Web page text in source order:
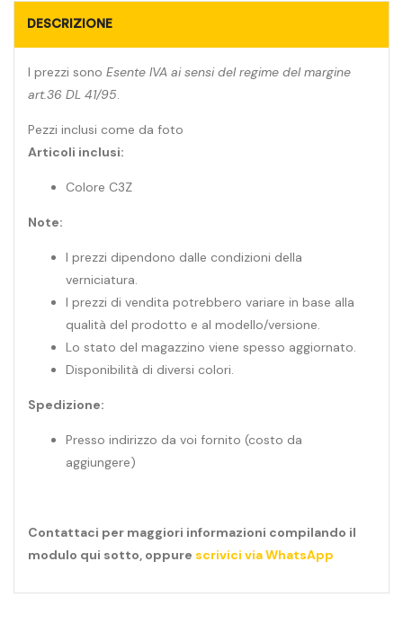
DESCRIZIONE
I prezzi sono Esente IVA ai sensi del regime del margine
art.36 DL 41/95.
Pezzi inclusi come da foto
Articoli inclusi:
Colore C3Z
Note:
I prezzi dipendono dalle condizioni della
verniciatura.
I prezzi di vendita potrebbero variare in base alla
qualità del prodotto e al modello/versione.
Lo stato del magazzino viene spesso aggiornato.
Disponibilità di diversi colori.
Spedizione:
Presso indirizzo da voi fornito (costo da
aggiungere)
Contattaci per maggiori informazioni compilando il
modulo qui sotto, oppure scrivici via WhatsApp